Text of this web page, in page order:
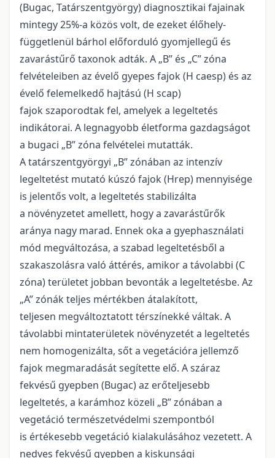
(Bugac, Tatárszentgyörgy) diagnosztikai fajainak
mintegy 25%-a közös volt, de ezeket élőhely-
függetlenül bárhol előforduló gyomjellegű és
zavarástűrő taxonok adták. A „B” és „C” zóna
felvételeiben az évelő gyepes fajok (H caesp) és az
évelő felemelkedő hajtású (H scap)
fajok szaporodtak fel, amelyek a legeltetés
indikátorai. A legnagyobb életforma gazdagságot
a bugaci „B” zóna felvételei mutatták.
A tatárszentgyörgyi „B” zónában az intenzív
legeltetést mutató kúszó fajok (Hrep) mennyisége
is jelentős volt, a legeltetés stabilizálta
a növényzetet amellett, hogy a zavarástűrők
aránya nagy marad. Ennek oka a gyephasználati
mód megváltozása, a szabad legeltetésből a
szakaszolásra való áttérés, amikor a távolabbi (C
zóna) területet jobban bevonták a legeltetésbe. Az
„A” zónák teljes mértékben átalakított,
teljesen megváltoztatott térszínekké váltak. A
távolabbi mintaterületek növényzetét a legeltetés
nem homogenizálta, sőt a vegetációra jellemző
fajok megmaradását segítette elő. A száraz
fekvésű gyepben (Bugac) az erőteljesebb
legeltetés, a karámhoz közeli „B” zónában a
vegetáció természetvédelmi szempontból
is értékesebb vegetáció kialakulásához vezetett. A
nedves fekvésű gyepben a kiskunsági